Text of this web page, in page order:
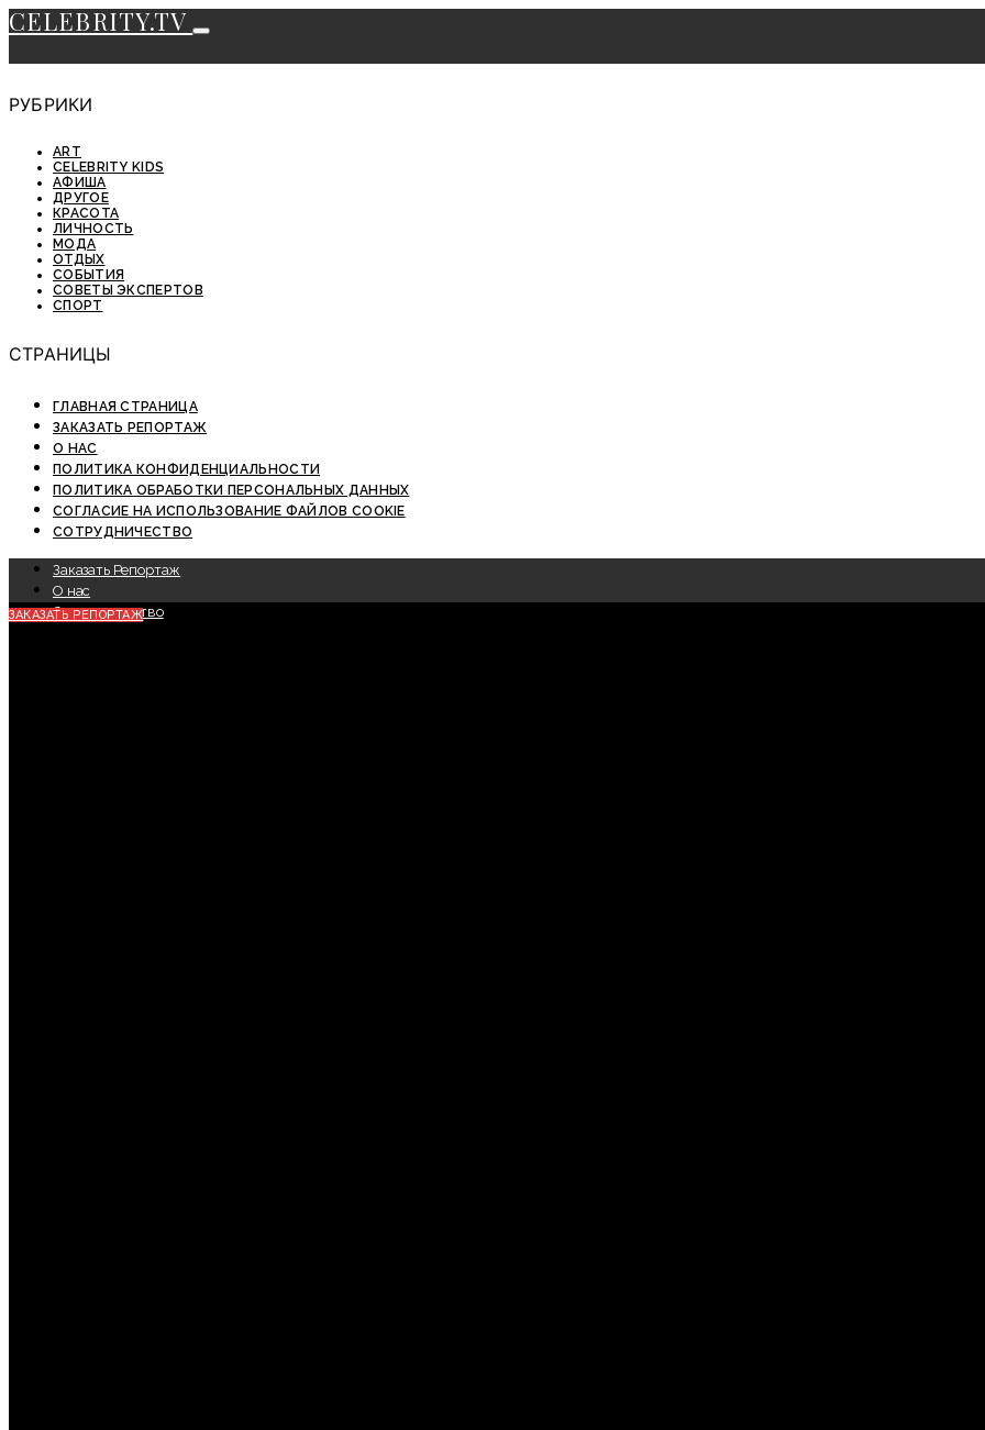
CELEBRITY.TV
РУБРИКИ
ART
CELEBRITY KIDS
АФИША
ДРУГОЕ
КРАСОТА
ЛИЧНОСТЬ
МОДА
ОТДЫХ
СОБЫТИЯ
СОВЕТЫ ЭКСПЕРТОВ
СПОРТ
СТРАНИЦЫ
ГЛАВНАЯ СТРАНИЦА
ЗАКАЗАТЬ РЕПОРТАЖ
О НАС
ПОЛИТИКА КОНФИДЕНЦИАЛЬНОСТИ
ПОЛИТИКА ОБРАБОТКИ ПЕРСОНАЛЬНЫХ ДАННЫХ
СОГЛАСИЕ НА ИСПОЛЬЗОВАНИЕ ФАЙЛОВ COOKIE
СОТРУДНИЧЕСТВО
Заказать Репортаж
О нас
Сотрудничество
ЗАКАЗАТЬ РЕПОРТАЖ